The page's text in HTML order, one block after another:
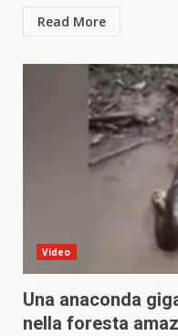
Read More
Video
Una anaconda
nella foresta